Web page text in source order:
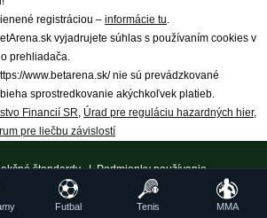
registráciou – informácie tu
vyjadrujete súhlas s používaním cookies v
prehliadača.
www.betarena.sk/ nie sú prevádzkované
sprostredkovanie akýchkoľvek platieb.
Financií SR Úrad pre reguláciu hazardných hier,
pre liečbu závislostí
štandardy|Podmienky používania
údajov 18+ Zodpovedné hranie
Futbal Tenis MMA